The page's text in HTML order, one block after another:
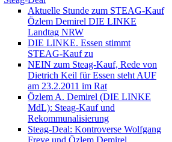
Aktuelle Stunde zum STEAG-Kauf
Özlem Demirel DIE LINKE
Landtag NRW
DIE LINKE. Essen stimmt
STEAG-Kauf zu
NEIN zum Steag-Kauf, Rede von
Dietrich Keil für Essen steht AUF
am 23.2.2011 im Rat
Özlem A. Demirel (DIE LINKE
MdL): Steag-Kauf und
Rekommunalisierung
Steag-Deal: Kontroverse Wolfgang
Freye und Özlem Demirel